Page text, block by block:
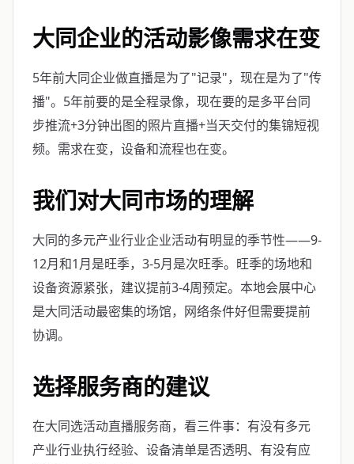
大同企业的活动影像需求在变
5年前大同企业做直播是为了"记录"，现在是为了"传
播"。5年前要的是全程录像，现在要的是多平台同
步推流+3分钟出图的照片直播+当天交付的集锦短视
频。需求在变，设备和流程也在变。
我们对大同市场的理解
大同的多元产业行业企业活动有明显的季节性——9-
12月和1月是旺季，3-5月是次旺季。旺季的场地和
设备资源紧张，建议提前3-4周预定。本地会展中心
是大同活动最密集的场馆，网络条件好但需要提前
协调。
选择服务商的建议
在大同选活动直播服务商，看三件事：有没有多元
产业行业执行经验、设备清单是否透明、有没有应